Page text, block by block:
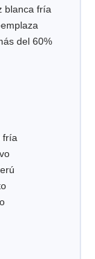
blanca fría
del 60%
fría